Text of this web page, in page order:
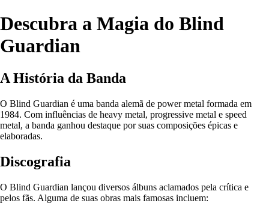
Descubra a Magia do Blind
Guardian
A História da Banda
O Blind Guardian é uma banda alemã de power metal formada em
1984. Com influências de heavy metal, progressive metal e speed
metal, a banda ganhou destaque por suas composições épicas e
elaboradas.
Discografia
O Blind Guardian lançou diversos álbuns aclamados pela crítica e
pelos fãs. Alguma de suas obras mais famosas incluem: